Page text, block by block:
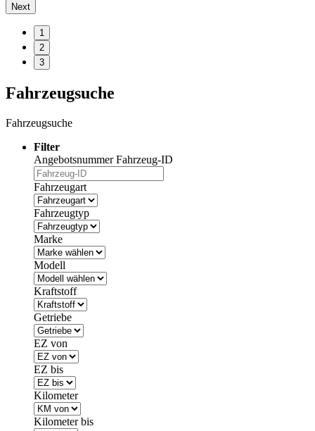
Next
1
2
3
Fahrzeugsuche
Fahrzeugsuche
Filter
Angebotsnummer Fahrzeug-ID
Fahrzeugart
Fahrzeugtyp
Marke
Modell
Kraftstoff
Getriebe
EZ von
EZ bis
Kilometer
Kilometer bis